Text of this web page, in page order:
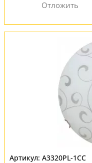
A3320PL-1CC